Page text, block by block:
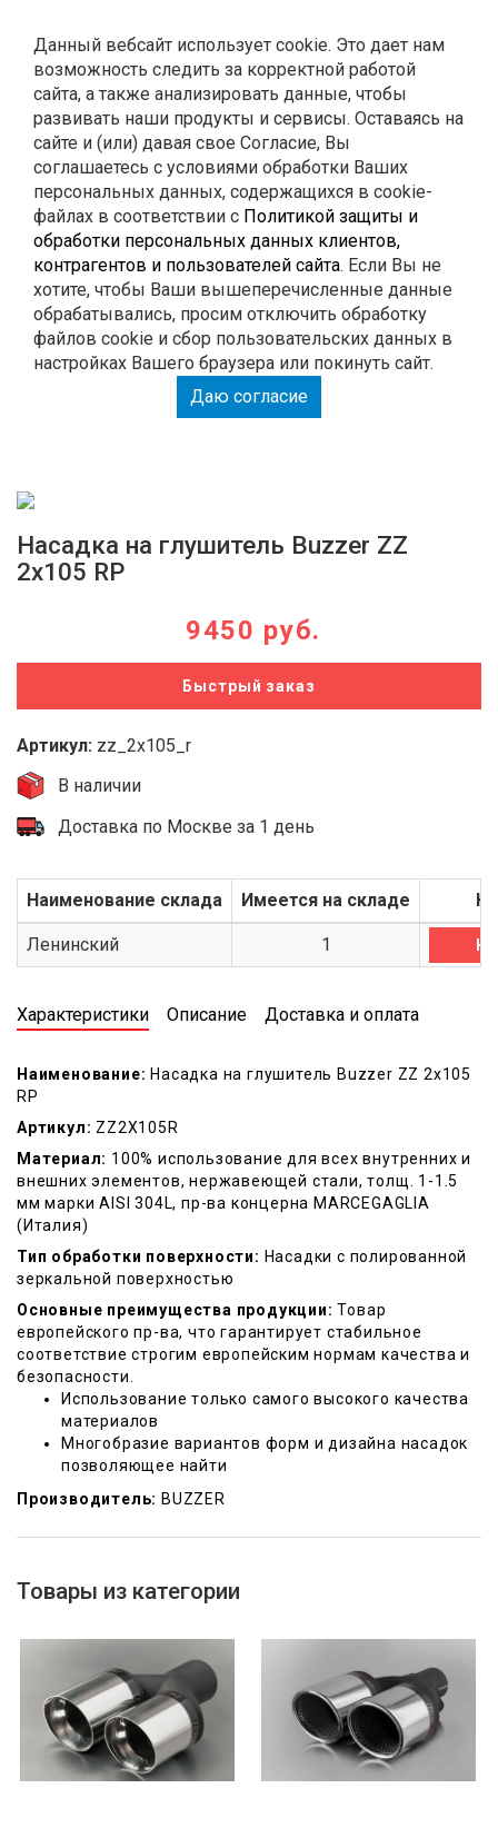
Данный вебсайт использует cookie. Это дает нам
возможность следить за корректной работой
сайта, а также анализировать данные, чтобы
развивать наши продукты и сервисы. Оставаясь на
сайте и (или) давая свое Согласие, Вы
соглашаетесь с условиями обработки Ваших
персональных данных, содержащихся в cookie-
файлах в соответствии с Политикой защиты и
обработки персональных данных клиентов,
контрагентов и пользователей сайта. Если Вы не
хотите, чтобы Ваши вышеперечисленные данные
обрабатывались, просим отключить обработку
файлов cookie и сбор пользовательских данных в
настройках Вашего браузера или покинуть сайт.
Даю согласие
Корзина
0
ГЛУШИТЕЛИ
РЕМОНТ
тюнинг
РАСПЕЧАТАЙ КУПОН И ПОЛУЧИ СКИДКУ НА
РАБОТУ 15%
Насадка на глушитель Buzzer ZZ
2x105 RP
9450 руб.
Быстрый заказ
Артикул: zz_2x105_r
В наличии
Доставка по Москве за 1 день
Наименование склада Имеется на складе
Ленинский 1
Характеристики Описание Доставка и оплата
Наименование: Насадка на глушитель Buzzer ZZ 2x105
RP
Артикул: ZZ2X105R
Материал: 100% использование для всех внутренних и
внешних элементов, нержавеющей стали, толщ. 1-1.5
мм марки AISI 304L, пр-ва концерна MARCEGAGLIA
(Италия)
Тип обработки поверхности: Насадки с полированной
зеркальной поверхностью
Основные преимущества продукции: Товар
европейского пр-ва, что гарантирует стабильное
соответствие строгим европейским нормам качества и
безопасности.
Использование только самого высокого качества
материалов
Многобразие вариантов форм и дизайна насадок
позволяющее найти
Производитель: BUZZER
Товары из категории